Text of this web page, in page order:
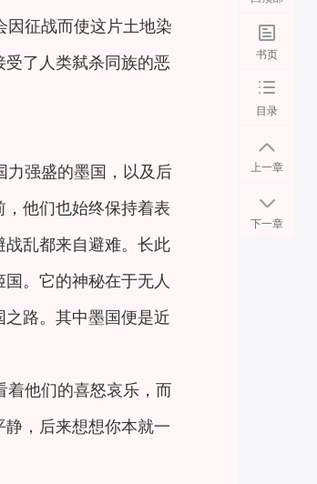
书页
目录
上一章
下一章
因征战而使这片土地染
受了人类弑杀同族的恶
力强盛的墨国，以及后
他们也始终保持着表
乱都来自避难。长此
。它的神秘在于无人
路。其中墨国便是近
着他们的喜怒哀乐，而
，后来想想你本就一